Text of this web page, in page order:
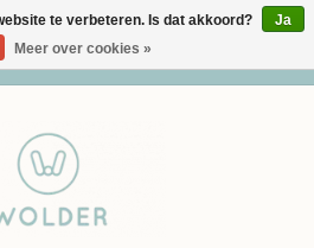
te verbeteren. Is dat akkoord?
Ja
Meer over cookies »